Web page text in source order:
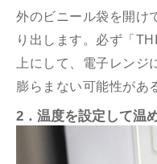
外のビニール袋を開け
り出します。必ず「
上にして、電子レンジ
膨らまない可能性があ
2．温度を設定して温